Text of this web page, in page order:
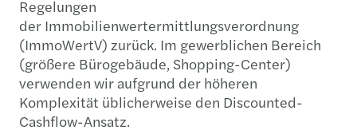
Regelungen
der Immobilienwertermittlungsverordnung
(ImmoWertV) zurück. Im gewerblichen Bereich
(größere Bürogebäude, Shopping-Center)
verwenden wir aufgrund der höheren
Komplexität üblicherweise den Discounted-
Cashflow-Ansatz.